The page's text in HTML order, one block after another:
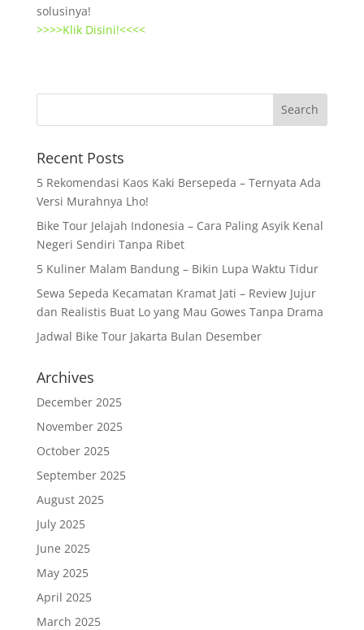
solusinya!
>>>>Klik Disini!<<<<
Recent Posts
5 Rekomendasi Kaos Kaki Bersepeda – Ternyata Ada
Versi Murahnya Lho!
Bike Tour Jelajah Indonesia – Cara Paling Asyik Kenal
Negeri Sendiri Tanpa Ribet
5 Kuliner Malam Bandung – Bikin Lupa Waktu Tidur
Sewa Sepeda Kecamatan Kramat Jati – Review Jujur
dan Realistis Buat Lo yang Mau Gowes Tanpa Drama
Jadwal Bike Tour Jakarta Bulan Desember
Archives
December 2025
November 2025
October 2025
September 2025
August 2025
July 2025
June 2025
May 2025
April 2025
March 2025